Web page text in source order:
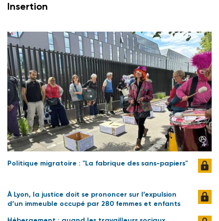
Insertion
Politique migratoire : "La fabrique des sans-papiers"
À Lyon, la justice doit se prononcer sur l’expulsion
d’un immeuble occupé par 280 femmes et enfants